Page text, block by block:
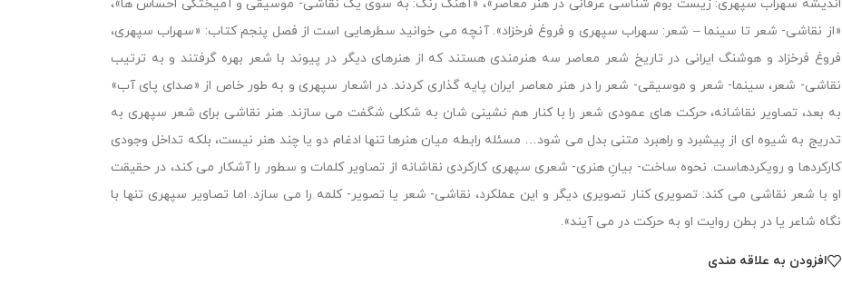
اندیشه سهراب سپهری: زیست بوم شناسی عرفانی در هنر معاصر»، «آهنگ رنگ: به سوی یک نقاشی- موسیقی و آمیختگی احساس ها»،
«از نقاشی- شعر تا سینما – شعر: سهراب سپهری و فروغ فرخزاد». آنچه می خوانید سطرهایی است از فصل پنجم کتاب: «سهراب سپهری،
فروغ فرخزاد و هوشنگ ایرانی در تاریخ شعر معاصر سه هنرمندی هستند که از هنرهای دیگر در پیوند با شعر بهره گرفتند و به ترتیب
نقاشی- شعر، سینما- شعر و موسیقی- شعر را در هنر معاصر ایران پایه گذاری کردند. در اشعار سپهری و به طور خاص از «صدای پای آب»
به بعد، تصاویر نقاشانه، حرکت های عمودی شعر را با کنار هم نشینی شان به شکلی شگفت می سازند. هنر نقاشی برای شعر سپهری به
تدریج به شیوه ای از پیشبرد و راهبرد متنی بدل می شود… مسئله رابطه میان هنرها تنها ادغام دو یا چند هنر نیست، بلکه تداخل وجودی
کارکردها و رویکردهاست. نحوه ساخت- بیانِ هنری- شعری سپهری کارکردی نقاشانه از تصاویر کلمات و سطور را آشکار می کند، در حقیقت
او با شعر نقاشی می کند: تصویری کنار تصویری دیگر و این عملکرد، نقاشی- شعر یا تصویر- کلمه را می سازد. اما تصاویر سپهری تنها با
نگاه شاعر یا در بطن روایت او به حرکت در می آیند».
افزودن به علاقه مندی